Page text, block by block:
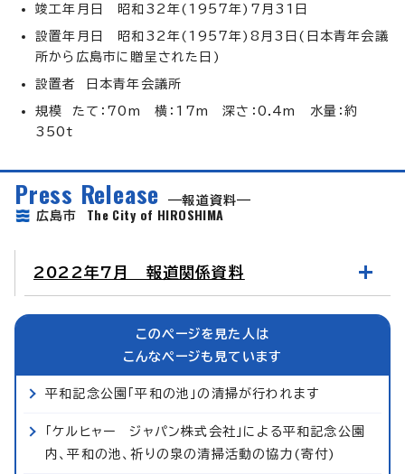
竣工年月日 昭和32年(1957年)7月31日
設置年月日 昭和32年(1957年)8月3日(日本青年会議
所から広島市に贈呈された日)
設置者 日本青年会議所
規模 たて：70m 横：17m 深さ：0.4m 水量：約
350t
Press Release
報道資料
広島市 The City of HIROSHIMA
2022年7月 報道関係資料
このページを見た人は
こんなページも見ています
平和記念公園「平和の池」の清掃が行われます
「ケルヒャー ジャパン株式会社」による平和記念公園
内、平和の池、祈りの泉の清掃活動の協力(寄付)